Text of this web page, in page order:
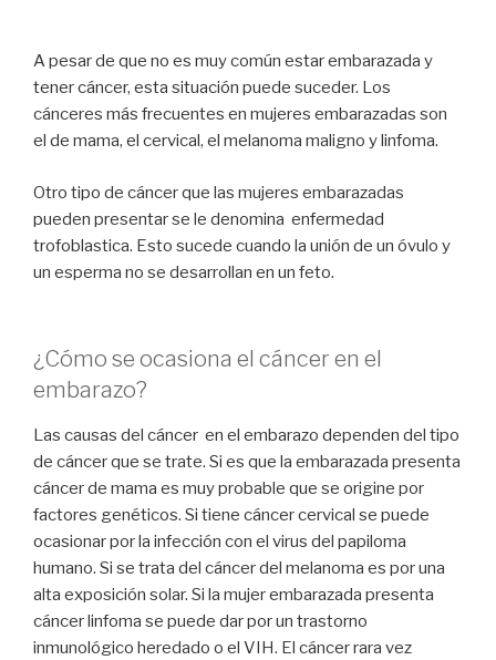
A pesar de que no es muy común estar embarazada y
tener cáncer, esta situación puede suceder. Los
cánceres más frecuentes en mujeres embarazadas son
el de mama, el cervical, el melanoma maligno y linfoma.
Otro tipo de cáncer que las mujeres embarazadas
pueden presentar se le denomina enfermedad
trofoblastica. Esto sucede cuando la unión de un óvulo y
un esperma no se desarrollan en un feto.
¿Cómo se ocasiona el cáncer en el
embarazo?
Las causas del cáncer en el embarazo dependen del tipo
de cáncer que se trate. Si es que la embarazada presenta
cáncer de mama es muy probable que se origine por
factores genéticos. Si tiene cáncer cervical se puede
ocasionar por la infección con el virus del papiloma
humano. Si se trata del cáncer del melanoma es por una
alta exposición solar. Si la mujer embarazada presenta
cáncer linfoma se puede dar por un trastorno
inmunológico heredado o el VIH. El cáncer rara vez